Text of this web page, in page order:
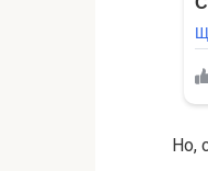
Но,